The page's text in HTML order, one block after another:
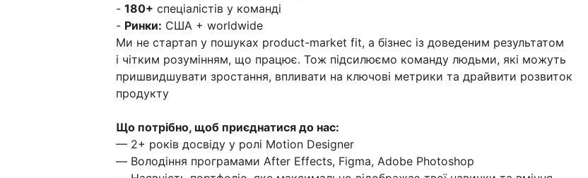
- 180+ спеціалістів у команді
- Ринки: США + worldwide
Ми не стартап у пошуках product-market fit, а бізнес із доведеним результатом
і чітким розумінням, що працює. Тож підсилюємо команду людьми, які можуть
пришвидшувати зростання, впливати на ключові метрики та драйвити розвиток
продукту
Що потрібно, щоб приєднатися до нас:
— 2+ років досвіду у ролі Motion Designer
— Володіння програмами After Effects, Figma, Adobe Photoshop